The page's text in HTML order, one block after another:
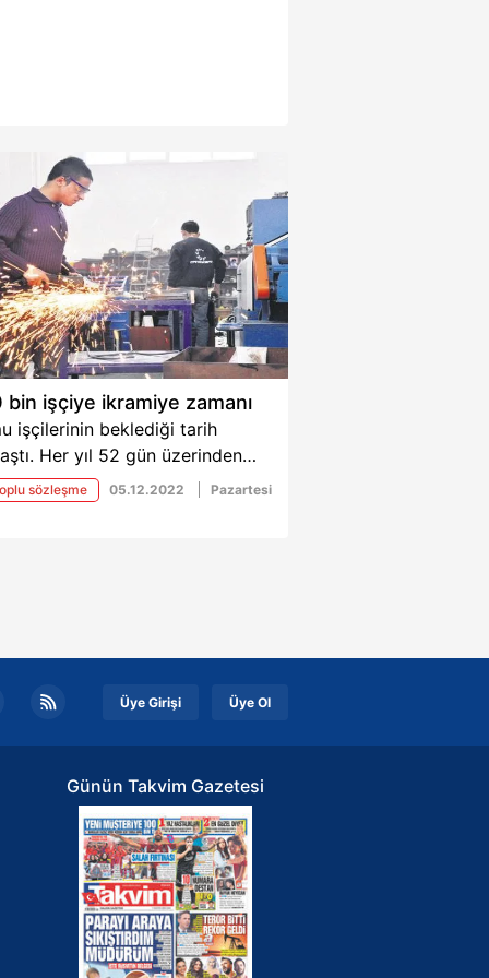
bin işçiye ikramiye zamanı
işçilerinin beklediği tarih
Her yıl 52 gün üzerinden
alan işçilere 13 günlük
16 Aralık'ta yapılacak.
sözleşme 05.12.2022 Pazartesi
Üye Girişi Üye Ol
Günün Takvim Gazetesi